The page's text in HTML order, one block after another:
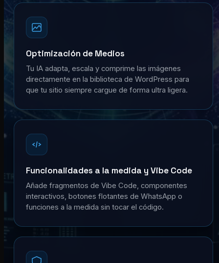
Optimización de Medios
Tu IA adapta, escala y comprime las imágenes
directamente en la biblioteca de WordPress para
que tu sitio siempre cargue de forma ultra ligera.
Funcionalidades a la medida y Vibe Code
Añade fragmentos de Vibe Code, componentes
interactivos, botones flotantes de WhatsApp o
funciones a la medida sin tocar el código.